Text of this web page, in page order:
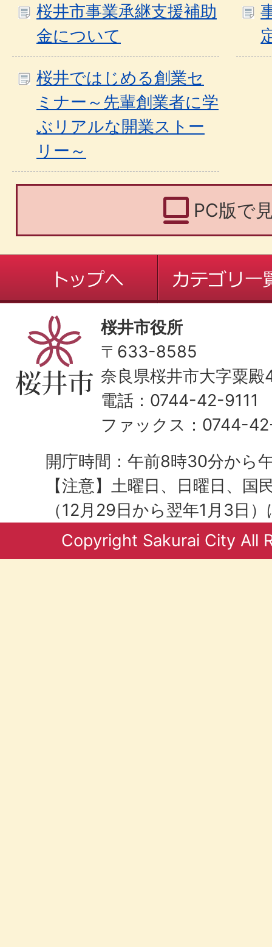
桜井市事業承継支援補助
金について
桜井ではじめる創業セ
ミナー～先輩創業者に学
ぶリアルな開業ストー
リー～
PC版で
桜井市役所
〒633-8585
奈良県桜井市大字粟
電話：0744-42-9111
ファックス：0744-
開庁時間：午前8時30分から
【注意】土曜日、日曜日、国
（12月29日から翌年1月3日
Copyright Sakurai City All